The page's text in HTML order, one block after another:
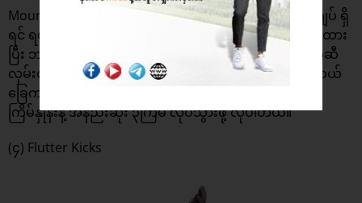
Mountain Climbers ကစားဖို့အတွက် အားကစားဖျာတစ်ချပ် ရှိ
ရင် ရပါတယ်။ ဒိုက်ထိုးမယ့်ပုံစံမျိုး လက်နဲ့ ခြေတွေ ထောက်ထား
ပြီး ဘယ်ခြေထောက် ဖြောင့်ထားချိန်မှာ ညာခြေက ရင်ဘတ်ဆီ
လှမ်းတာပါ။ ပြီးရင် ညာခြေကို တစ်ဖြောင့်တည်း ထားပြီး ဘယ်
ခြေက ရင်ဘတ်ဆီ ပြေးနေရမှာပါ။ ဒီအတိုင်း ၁၅ ခါ တစ်
ကြိမ်နှုန်းနဲ့ အနည်းဆုံး ၃ကြိမ် လုပ်သွားဖို့ လိုပါတယ်။
(၄) Flutter Kicks